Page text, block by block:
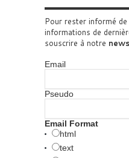
Pour rester informé
informations de
souscrire à notre
Email
Pseudo
Email Format
html
text